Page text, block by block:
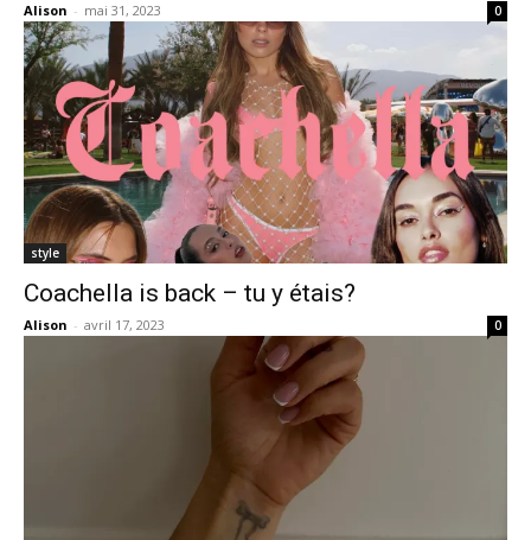
Alison - mai 31, 2023 0
style
Coachella is back – tu y étais?
Alison - avril 17, 2023 0